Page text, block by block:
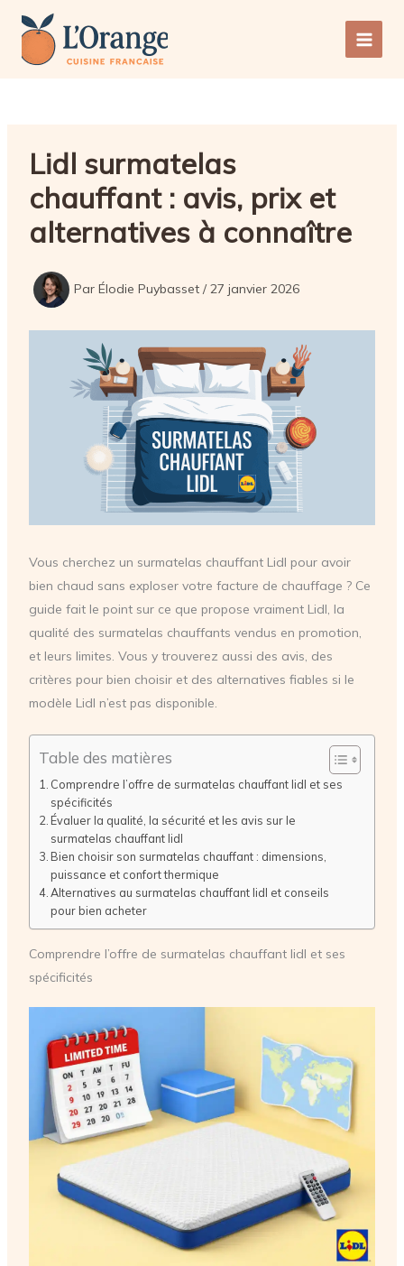
contenu
Main
Lidl surmatelas
chauffant : avis, prix et
alternatives à connaître
Par Élodie Puybasset /27 janvier 2026
Vous cherchez un surmatelas chauffant Lidl pour avoir
bien chaud sans exploser votre facture de chauffage ? Ce
guide fait le point sur ce que propose vraiment Lidl, la
qualité des surmatelas chauffants vendus en promotion,
et leurs limites. Vous y trouverez aussi des avis, des
critères pour bien choisir et des alternatives fiables si le
modèle Lidl n’est pas disponible.
Table des matières
Comprendre l’offre de surmatelas chauffant lidl et ses
spécificités
Évaluer la qualité, la sécurité et les avis sur le
surmatelas chauffant lidl
Bien choisir son surmatelas chauffant : dimensions,
puissance et confort thermique
Alternatives au surmatelas chauffant lidl et conseils
pour bien acheter
Comprendre l’offre de surmatelas chauffant lidl et ses
spécificités